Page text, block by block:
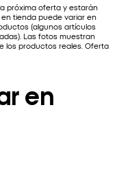
próxima oferta y estarán
tienda puede variar en
(algunos artículos
Las fotos muestran
los productos reales. Oferta
en